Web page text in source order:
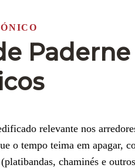
relevante nos
o tempo teima em apagar,
chaminés e